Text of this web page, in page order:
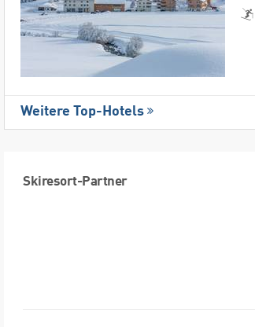
Weitere Top-Hotels
Skiresort-Partner